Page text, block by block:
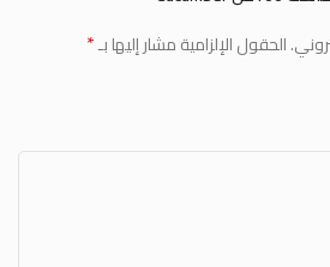
الحقول الإلزامية مشار إليها بـ*